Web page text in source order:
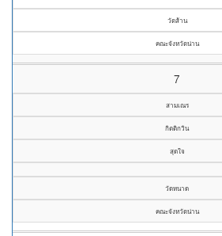
วัดส้าน
คณะจังหวัดน่าน
7
สามเณร
กิตติกวิน
สุดใจ
วัดหนาด
คณะจังหวัดน่าน